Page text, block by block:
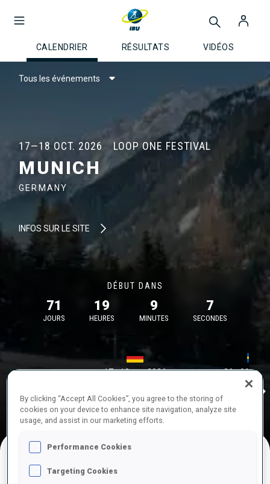
CALENDRIER RÉSULTATS VIDÉOS
Tous les événements
17—18 OCT. 2026 LOOP ONE FESTIVAL
MUNICH
GERMANY
INFOS SUR LE SITE
DÉBUT DANS
71
JOURS
19
HEURES
9
MINUTES
7
SECONDES
17—18 oct. 2026
26—29 nov.
IDREIdre
COMPÉTITIONS À VENIR
By clicking “Accept All Cookies”, you agree to the storing of
cookies on your device to enhance site navigation, analyze site
usage, and assist in our marketing efforts.
Performance Cookies
Targeting Cookies